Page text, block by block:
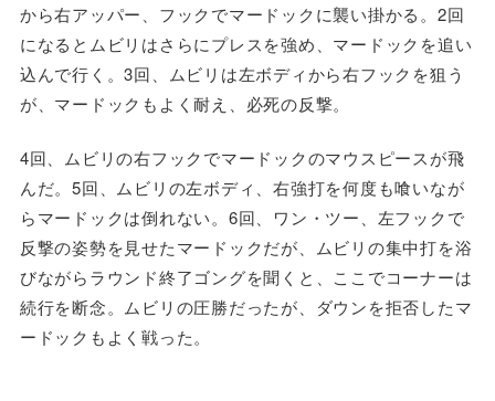
から右アッパー、フックでマードックに襲い掛かる。2回
になるとムビリはさらにプレスを強め、マードックを追い
込んで行く。3回、ムビリは左ボディから右フックを狙う
が、マードックもよく耐え、必死の反撃。
4回、ムビリの右フックでマードックのマウスピースが飛
んだ。5回、ムビリの左ボディ、右強打を何度も喰いなが
らマードックは倒れない。6回、ワン・ツー、左フックで
反撃の姿勢を見せたマードックだが、ムビリの集中打を浴
びながらラウンド終了ゴングを聞くと、ここでコーナーは
続行を断念。ムビリの圧勝だったが、ダウンを拒否したマ
ードックもよく戦った。